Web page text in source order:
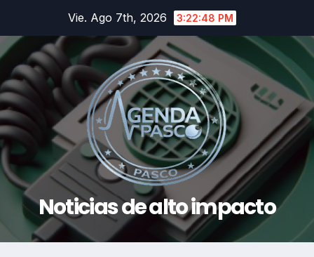
contenido
Vie. Ago 7th, 2026 3:22:49 PM
Noticias de alto impacto